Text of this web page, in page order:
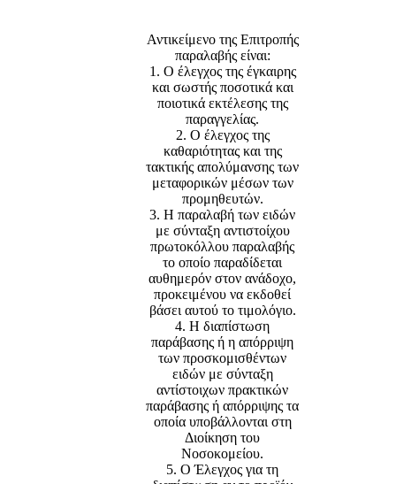
Αντικείμενο της Επιτροπής
παραλαβής είναι:
1. Ο έλεγχος της έγκαιρης
και σωστής ποσοτικά και
ποιοτικά εκτέλεσης της
παραγγελίας.
2. Ο έλεγχος της
καθαριότητας και της
τακτικής απολύμανσης των
μεταφορικών μέσων των
προμηθευτών.
3. Η παραλαβή των ειδών
με σύνταξη αντιστοίχου
πρωτοκόλλου παραλαβής
το οποίο παραδίδεται
αυθημερόν στον ανάδοχο,
προκειμένου να εκδοθεί
βάσει αυτού το τιμολόγιο.
4. Η διαπίστωση
παράβασης ή η απόρριψη
των προσκομισθέντων
ειδών με σύνταξη
αντίστοιχων πρακτικών
παράβασης ή απόρριψης τα
οποία υποβάλλονται στη
Διοίκηση του
Νοσοκομείου.
5. Ο Έλεγχος για τη